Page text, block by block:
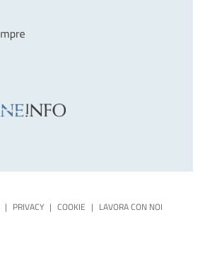
| PRIVACY | COOKIE | LAVORA CON NOI